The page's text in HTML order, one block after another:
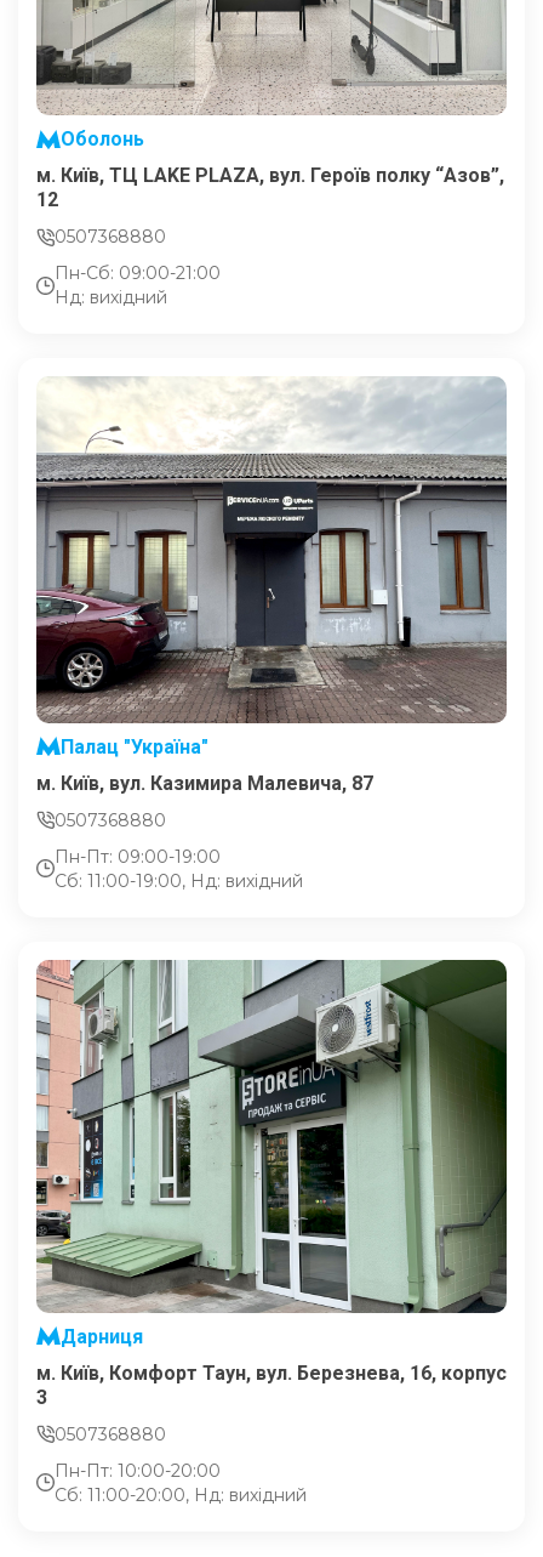
Оболонь
м. Київ, ТЦ LAKE PLAZA, вул. Героїв полку “Азов”,
12
0507368880
Пн-Сб: 09:00-21:00
Нд: вихідний
Палац "Україна"
м. Київ, вул. Казимира Малевича, 87
0507368880
Пн-Пт: 09:00-19:00
Сб: 11:00-19:00, Нд: вихідний
Дарниця
м. Київ, Комфорт Таун, вул. Березнева, 16, корпус
3
0507368880
Пн-Пт: 10:00-20:00
Сб: 11:00-20:00, Нд: вихідний